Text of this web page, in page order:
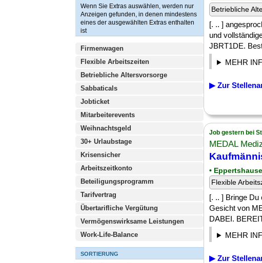
Wenn Sie Extras auswählen, werden nur
Anzeigen gefunden, in denen mindestens
eines der ausgewählten Extras enthalten
ist
Firmenwagen
Flexible Arbeitszeiten
Betriebliche Altersvorsorge
Sabbaticals
Jobticket
Mitarbeiterevents
Weihnachtsgeld
30+ Urlaubstage
Krisensicher
Arbeitszeitkonto
Beteiligungsprogramm
Tarifvertrag
Übertarifliche Vergütung
Vermögenswirksame Leistungen
Work-Life-Balance
SORTIERUNG
Betriebliche
[. .. ]
und
JBRT1DE.
MEHR
▶ Zur
Job gestern bei
MEDAL
•
Flexible
[. .. ] Bringe Du
Gesicht von
DABEI.
MEHR
▶ Zur